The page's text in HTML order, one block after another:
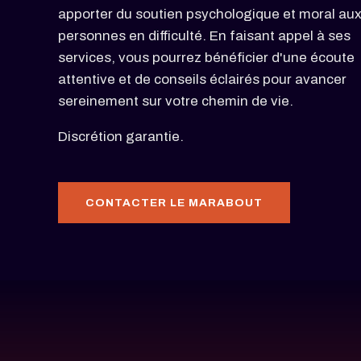
apporter du soutien psychologique et moral aux
personnes en difficulté. En faisant appel à ses
services, vous pourrez bénéficier d'une écoute
attentive et de conseils éclairés pour avancer
sereinement sur votre chemin de vie.
Discrétion garantie.
CONTACTER LE MARABOUT